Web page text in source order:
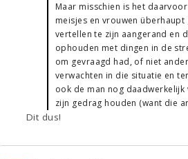
Maar misschien is het
meisjes en vrouwen
vertellen te zijn aangerand en
ophouden met dingen in de
om gevraagd had, of niet
verwachten in die situatie en
ook de man nog
zijn gedrag houden (want die
Dit dus!